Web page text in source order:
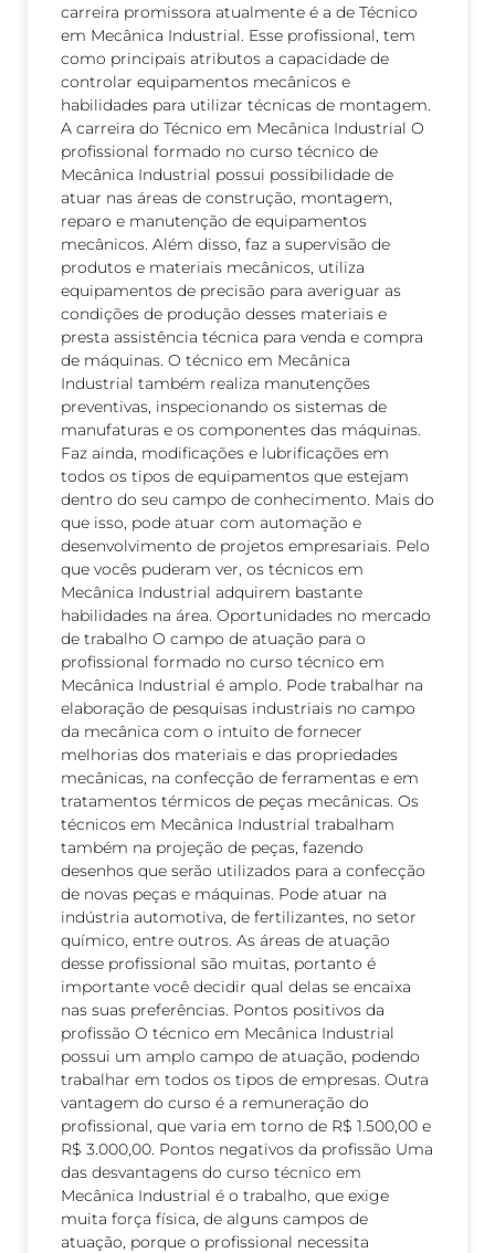
carreira promissora atualmente é a de Técnico
em Mecânica Industrial. Esse profissional, tem
como principais atributos a capacidade de
controlar equipamentos mecânicos e
habilidades para utilizar técnicas de montagem.
A carreira do Técnico em Mecânica Industrial O
profissional formado no curso técnico de
Mecânica Industrial possui possibilidade de
atuar nas áreas de construção, montagem,
reparo e manutenção de equipamentos
mecânicos. Além disso, faz a supervisão de
produtos e materiais mecânicos, utiliza
equipamentos de precisão para averiguar as
condições de produção desses materiais e
presta assistência técnica para venda e compra
de máquinas. O técnico em Mecânica
Industrial também realiza manutenções
preventivas, inspecionando os sistemas de
manufaturas e os componentes das máquinas.
Faz ainda, modificações e lubrificações em
todos os tipos de equipamentos que estejam
dentro do seu campo de conhecimento. Mais do
que isso, pode atuar com automação e
desenvolvimento de projetos empresariais. Pelo
que vocês puderam ver, os técnicos em
Mecânica Industrial adquirem bastante
habilidades na área. Oportunidades no mercado
de trabalho O campo de atuação para o
profissional formado no curso técnico em
Mecânica Industrial é amplo. Pode trabalhar na
elaboração de pesquisas industriais no campo
da mecânica com o intuito de fornecer
melhorias dos materiais e das propriedades
mecânicas, na confecção de ferramentas e em
tratamentos térmicos de peças mecânicas. Os
técnicos em Mecânica Industrial trabalham
também na projeção de peças, fazendo
desenhos que serão utilizados para a confecção
de novas peças e máquinas. Pode atuar na
indústria automotiva, de fertilizantes, no setor
químico, entre outros. As áreas de atuação
desse profissional são muitas, portanto é
importante você decidir qual delas se encaixa
nas suas preferências. Pontos positivos da
profissão O técnico em Mecânica Industrial
possui um amplo campo de atuação, podendo
trabalhar em todos os tipos de empresas. Outra
vantagem do curso é a remuneração do
profissional, que varia em torno de R$ 1.500,00 e
R$ 3.000,00. Pontos negativos da profissão Uma
das desvantagens do curso técnico em
Mecânica Industrial é o trabalho, que exige
muita força física, de alguns campos de
atuação, porque o profissional necessita